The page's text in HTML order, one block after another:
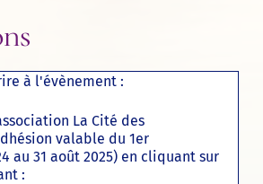
à l'évènement :
La Cité des
valable du 1er
au 31 août 2025) en cliquant sur
: